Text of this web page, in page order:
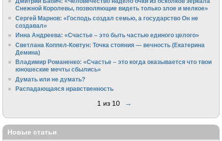
Снежной Королевы, позволяющие видеть только злое и мелкое»
Сергей Марнов: «Господь создал семью, а государство Он не
создавал»
Инна Андреева: «Счастье – это быть частью единого целого»
Светлана Коппел-Ковтун: Точка стояния — вечность (Екатерина
Демина)
Владимир Романенко: «Счастье – это когда оказывается что твои
юношеские мечты сбылись»
Думать или не думать?
Распадающаяся нравственность
1 из 10 →
Новые статьи